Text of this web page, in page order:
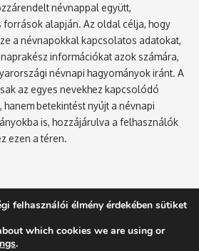
névnappal együtt,
források alapján. Az oldal célja, hogy
a névnapokkal kapcsolatos adatokat,
információkat azok számára,
névnapi hagyományok iránt. A
az egyes nevekhez kapcsolódó
betekintést nyújt a névnapi
is, hozzájárulva a felhasználók
ezen a téren.
felhasználói élmény érdekében sütiket
which cookies we are using or
.